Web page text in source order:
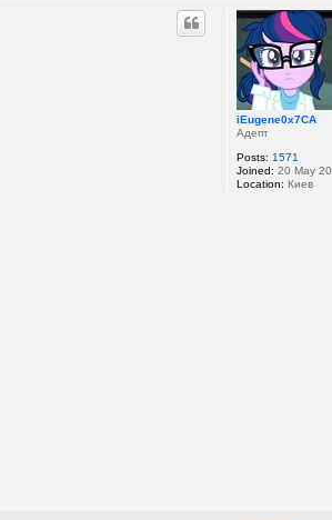
iEugene0x7CA
Адепт
Posts: 1571
Joined: 20 May
Location: Киев